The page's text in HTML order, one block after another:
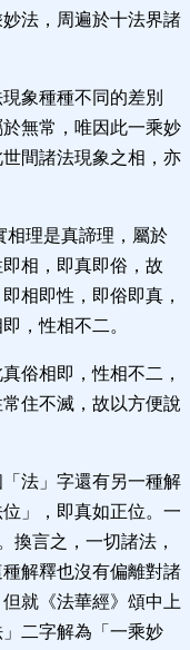
法，周遍於十法界諸
象種種不同的差別
無常，唯因此一乘妙
間諸法現象之相，亦
相理是真諦理，屬於
相，即真即俗，故
相即性，即俗即真，
，性相不二。
俗相即，性相不二，
住不滅，故以方便說
法」字還有另一種解
」，即真如正位。一
換言之，一切諸法，
解釋也沒有偏離對諸
就《法華經》頌中上
二字解為「一乘妙